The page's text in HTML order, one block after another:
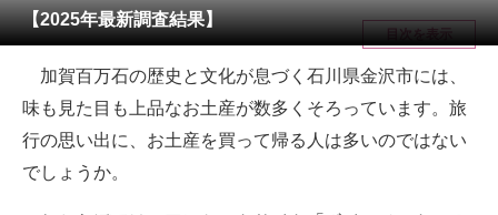
メディア
注目記事を集めた総合ページ
ITの今と未来を見通す
スマホと通信の最新トレンド
【2025年最新調査結果】
目次を表示
加賀百万石の歴史と文化が息づく石川県金沢市には、
味も見た目も上品なお土産が数多くそろっています。旅
行の思い出に、お土産を買って帰る人は多いのではない
でしょうか。